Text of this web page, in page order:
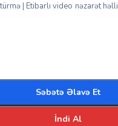
| Etibarlı video nəzarət həlli
Səbətə Əlavə Et
İndi Al